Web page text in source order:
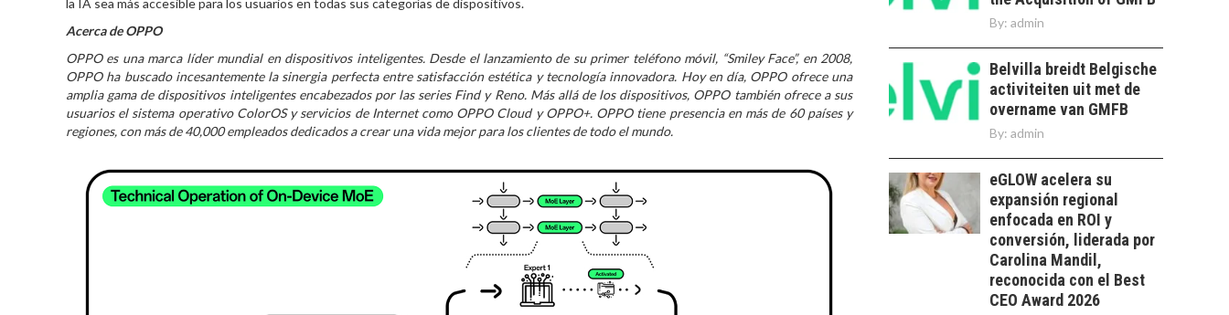
la IA sea más accesible para los usuarios en todas sus categorías de dispositivos.
Acerca de OPPO
OPPO es una marca líder mundial en dispositivos inteligentes. Desde el lanzamiento de su primer teléfono móvil, “Smiley Face”, en 2008,
OPPO ha buscado incesantemente la sinergia perfecta entre satisfacción estética y tecnología innovadora. Hoy en día, OPPO ofrece una
amplia gama de dispositivos inteligentes encabezados por las series Find y Reno. Más allá de los dispositivos, OPPO también ofrece a sus
usuarios el sistema operativo ColorOS y servicios de Internet como OPPO Cloud y OPPO+. OPPO tiene presencia en más de 60 países y
regiones, con más de 40,000 empleados dedicados a crear una vida mejor para los clientes de todo el mundo.
Chile: motor de
innovación para
LA
TRANSFORMACIÓN
DE LOS RECURSOS
HUMANOS EN LAS
EMPRESAS
La transformación
estratégica de los
recursos humanos en
las empresas…
FINANCIAMIENTO
PARA PYMES EN
CHILE:
ALTERNATIVAS MÁS
ALLÁ DEL CRÉDITO
BANCARIO
Financiamiento para
By: admin
Belvilla breidt Belgische
activiteiten uit met de
overname van GMFB
By: admin
eGLOW acelera su
expansión regional
enfocada en ROI y
conversión, liderada por
Carolina Mandil,
reconocida con el Best
CEO Award 2026